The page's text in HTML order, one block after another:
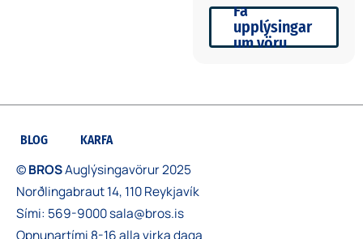
Fá
upplýsingar
um vöru
BLOG KARFA
©BROSAuglýsingavörur 2025
Norðlingabraut 14, 110 Reykjavík
Sími: 569-9000sala@bros.is
Opnunartími 8-16 alla virka daga